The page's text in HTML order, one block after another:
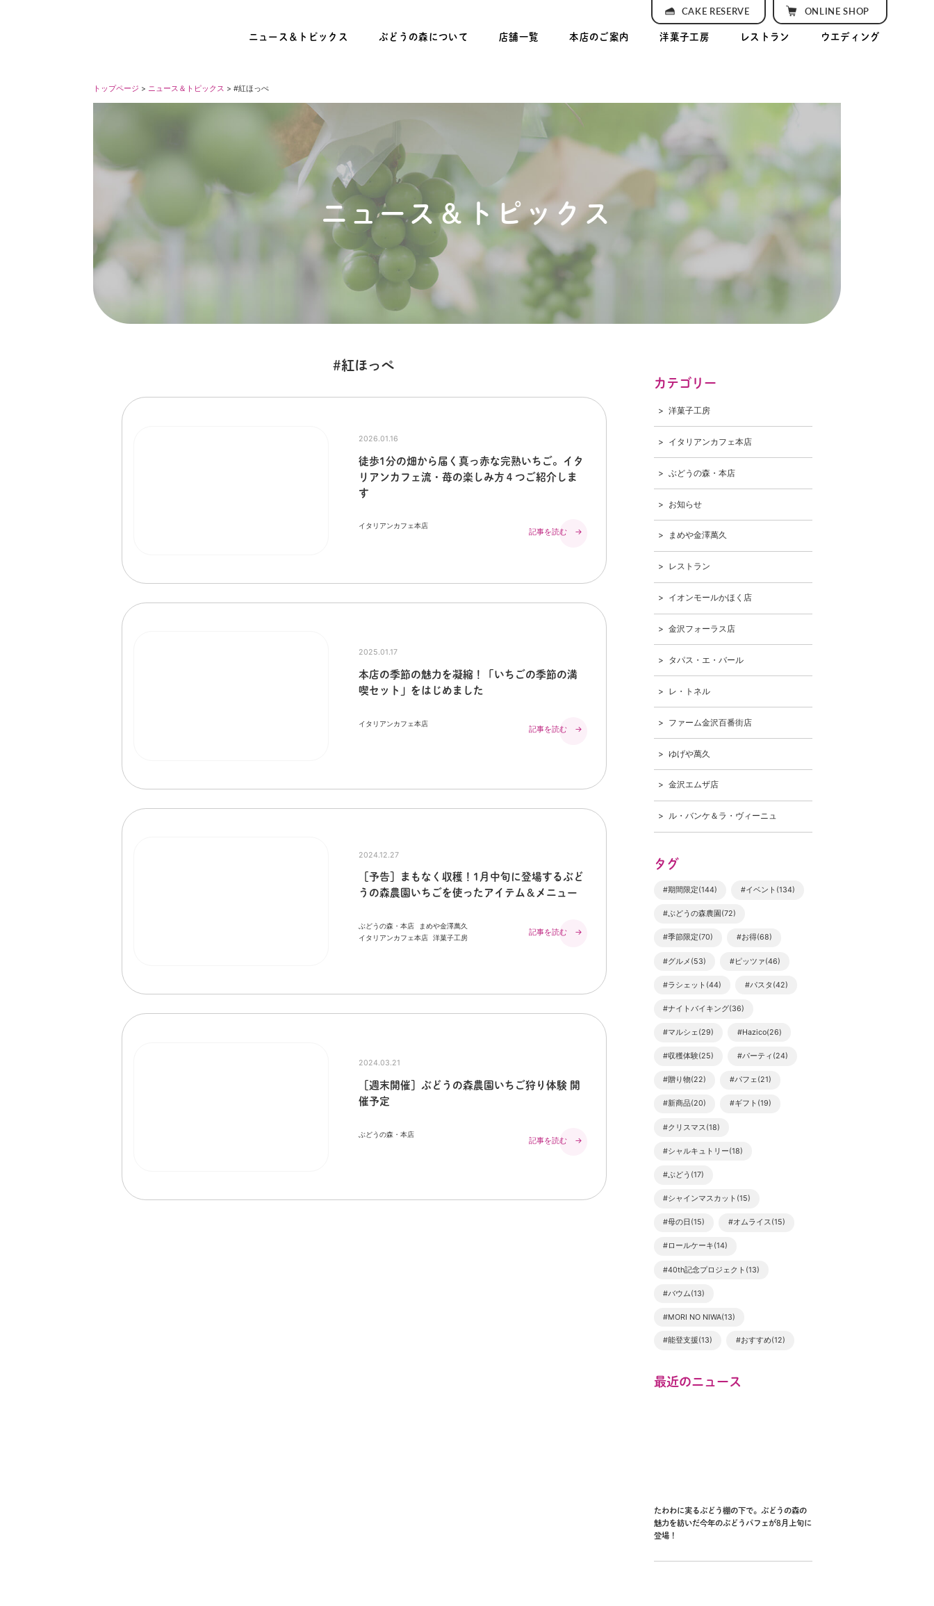
ニュース＆トピックス ぶどうの森について 店舗一覧 本店のご案内 洋菓子工房 レストラン ウエディング
CAKE RESERVE ONLINE SHOP
トップページ > ニュース＆トピックス > #紅ほっぺ
ニュース＆トピックス
#紅ほっぺ
2026.01.16
徒歩1分の畑から届く真っ赤な完熟いちご。イタ
リアンカフェ流・苺の楽しみ方４つご紹介しま
す
イタリアンカフェ本店
記事を読む →
2025.01.17
本店の季節の魅力を凝縮！「いちごの季節の満
喫セット」をはじめました
イタリアンカフェ本店
記事を読む →
2024.12.27
［予告］まもなく収穫！1月中旬に登場するぶど
うの森農園いちごを使ったアイテム＆メニュー
ぶどうの森・本店
まめや金澤萬久
イタリアンカフェ本店
洋菓子工房
記事を読む →
2024.03.21
［週末開催］ぶどうの森農園いちご狩り体験 開
催予定
ぶどうの森・本店
記事を読む →
カテゴリー
洋菓子工房
イタリアンカフェ本店
ぶどうの森・本店
お知らせ
まめや金澤萬久
レストラン
イオンモールかほく店
金沢フォーラス店
タパス・エ・バール
レ・トネル
ファーム金沢百番街店
ゆげや萬久
金沢エムザ店
ル・バンケ＆ラ・ヴィーニュ
タグ
#期間限定(144) #イベント(134)
#ぶどうの森農園(72)
#季節限定(70) #お得(68)
#グルメ(53) #ピッツァ(46)
#ラシェット(44) #パスタ(42)
#ナイトバイキング(36)
#マルシェ(29) #Hazico(26)
#収穫体験(25) #パーティ(24)
#贈り物(22) #パフェ(21)
#新商品(20) #ギフト(19)
#クリスマス(18)
#シャルキュトリー(18)
#ぶどう(17)
#シャインマスカット(15)
#母の日(15) #オムライス(15)
#ロールケーキ(14)
#40th記念プロジェクト(13)
#バウム(13)
#MORI NO NIWA(13)
#能登支援(13) #おすすめ(12)
最近のニュース
たわわに実るぶどう棚の下で。ぶどうの森の
魅力を紡いだ今年のぶどうパフェが8月上旬に
登場！